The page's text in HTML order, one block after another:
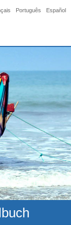
Português Español